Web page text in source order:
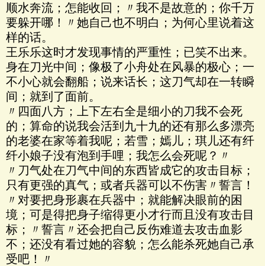
顺水奔流；怎能收回；〃我不是故意的；你千万
要躲开哪！〃她自己也不明白；为何心里说着这
样的话。
王乐乐这时才发现事情的严重性；已笑不出来。
身在刀光中间；像极了小舟处在风暴的极心；一
不小心就会翻船；说来话长；这刀气却在一转瞬
间；就到了面前。
〃四面八方；上下左右全是细小的刀我不会死
的；算命的说我会活到九十九的还有那么多漂亮
的老婆在家等着我呢；若雪；嫣儿；琪儿还有纤
纤小娘子没有泡到手哩；我怎么会死呢？〃
〃刀气处在刀气中间的东西皆成它的攻击目标；
只有更强的真气；或者兵器可以不伤害〃誓言！
〃对要把身形裹在兵器中；就能解决眼前的困
境；可是得把身子缩得更小才行而且没有攻击目
标；〃誓言〃还会把自己反伤难道去攻击血影
不；还没有看过她的容貌；怎么能杀死她自己承
受吧！〃